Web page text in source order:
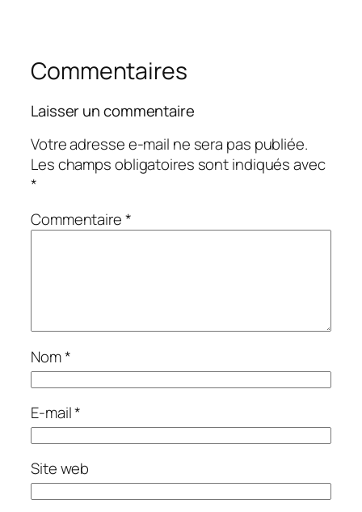
Commentaires
Laisser un commentaire
Votre adresse e-mail ne sera pas publiée.
Les champs obligatoires sont indiqués avec
*
Commentaire*
Nom*
E-mail*
Site web